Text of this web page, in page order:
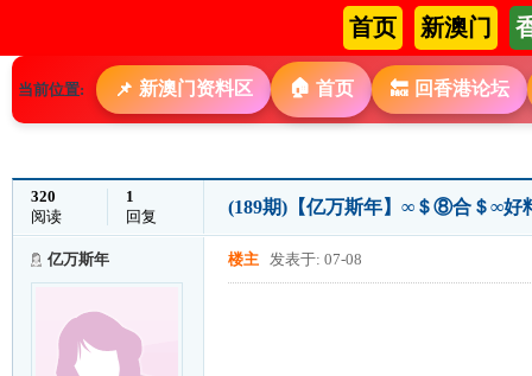
首页 新澳门
当前位置: 📌 新澳门资料区 🏠 首页 🔙 回香港论坛
320
阅读
1
回复
(189期)【亿万斯年】∞＄⑧合＄∞好
亿万斯年 楼主 发表于: 07-08